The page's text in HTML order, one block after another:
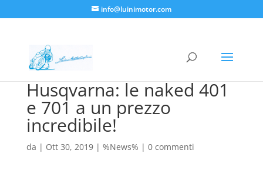
info@luinimotor.com
Husqvarna: le naked 401
e 701 a un prezzo
incredibile!
da | Ott 30, 2019| %News% | 0 commenti